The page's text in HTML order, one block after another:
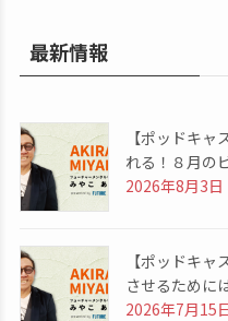
最新情報
【ポッドキ
れる！８月の
2026年8月3日
【ポッドキ
させるために
2026年7月15